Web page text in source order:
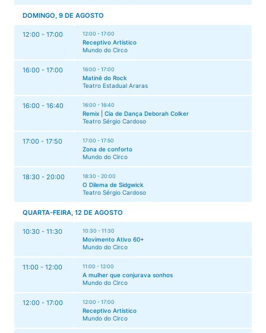
DOMINGO, 9 DE AGOSTO
12:00 - 17:00 12:00 - 17:00
Receptivo Artístico
Mundo do Circo
16:00 - 17:00 16:00 - 17:00
Matinê do Rock
Teatro Estadual Araras
16:00 - 16:40 16:00 - 16:40
Remix | Cia de Dança Deborah Colker
Teatro Sérgio Cardoso
17:00 - 17:50 17:00 - 17:50
Zona de conforto
Mundo do Circo
18:30 - 20:00 18:30 - 20:00
O Dilema de Sidgwick
Teatro Sérgio Cardoso
QUARTA-FEIRA, 12 DE AGOSTO
10:30 - 11:30 10:30 - 11:30
Movimento Ativo 60+
Mundo do Circo
11:00 - 12:00 11:00 - 12:00
A mulher que conjurava sonhos
Mundo do Circo
12:00 - 17:00 12:00 - 17:00
Receptivo Artístico
Mundo do Circo